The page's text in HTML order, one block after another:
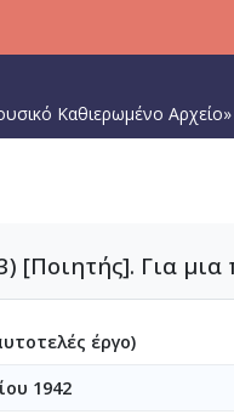
Καθιερωμένο Αρχείο»
[Ποιητής]. Για μια
έργο)
1942